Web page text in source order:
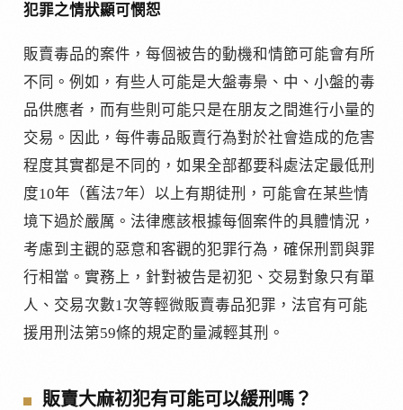
犯罪之情狀顯可憫恕
販賣毒品的案件，每個被告的動機和情節可能會有所
不同。例如，有些人可能是大盤毒梟、中、小盤的毒
品供應者，而有些則可能只是在朋友之間進行小量的
交易。因此，每件毒品販賣行為對於社會造成的危害
程度其實都是不同的，如果全部都要科處法定最低刑
度10年（舊法7年）以上有期徒刑，可能會在某些情
境下過於嚴厲。法律應該根據每個案件的具體情況，
考慮到主觀的惡意和客觀的犯罪行為，確保刑罰與罪
行相當。實務上，針對被告是初犯、交易對象只有單
人、交易次數1次等輕微販賣毒品犯罪，法官有可能
援用刑法第59條的規定酌量減輕其刑。
販賣大麻初犯有可能可以緩刑嗎？